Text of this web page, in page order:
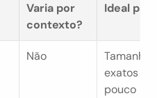
Varia por
contexto?
Ideal para
Não
Tamanhos
exatos
pouco